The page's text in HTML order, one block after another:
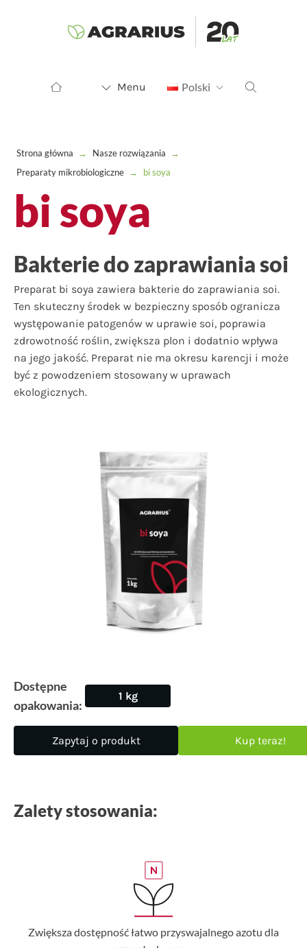
Menu Polski
Strona główna → Nasze rozwiązania
→
Preparaty mikrobiologiczne → bi soya
bi soya
Bakterie do zaprawiania soi
Preparat bi soya zawiera bakterie do zaprawiania soi.
Ten skuteczny środek w bezpieczny sposób ogranicza
występowanie patogenów w uprawie soi, poprawia
zdrowotność roślin, zwiększa plon i dodatnio wpływa
na jego jakość. Preparat nie ma okresu karencji i może
być z powodzeniem stosowany w uprawach
ekologicznych.
Dostępne
opakowania:
1 kg
Zapytaj o produkt Kup teraz!
Zalety stosowania:
Zwiększa dostępność łatwo przyswajalnego azotu dla